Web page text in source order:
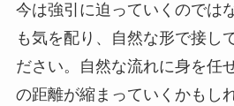
今は強引に迫っていくのでは
も気を配り、自然な形で接し
ださい。自然な流れに身を任
の距離が縮まっていくかもし